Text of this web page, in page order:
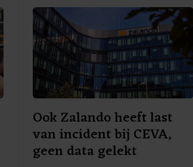
Ook Zalando heeft last
van incident bij CEVA,
geen data gelekt